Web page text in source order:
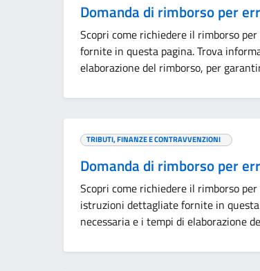
Domanda di rimborso per
Scopri come richiedere il rimborso
fornite in questa pagina. Trova
elaborazione del rimborso, per
TRIBUTI, FINANZE E CONTRAVVENZIONI
Domanda di rimborso per
Scopri come richiedere il rimborso
istruzioni dettagliate fornite in
necessaria e i tempi di elaborazione